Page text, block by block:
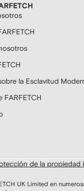
la Esclavitud
FARFETCH
de la propiedad
UK Limited en